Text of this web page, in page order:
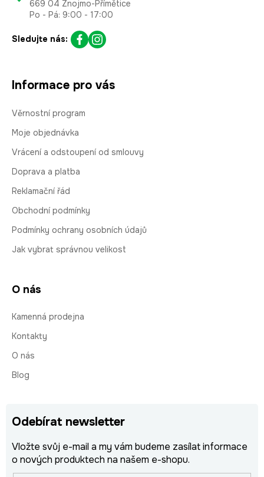
669 04 Znojmo-Přímětice
Po - Pá: 9:00 - 17:00
Sledujte nás:
Informace pro vás
Věrnostní program
Moje objednávka
Vrácení a odstoupení od smlouvy
Doprava a platba
Reklamační řád
Obchodní podmínky
Podmínky ochrany osobních údajů
Jak vybrat správnou velikost
O nás
Kamenná prodejna
Kontakty
O nás
Blog
Odebírat newsletter
Vložte svůj e-mail a my vám budeme zasílat informace
o nových produktech na našem e-shopu.